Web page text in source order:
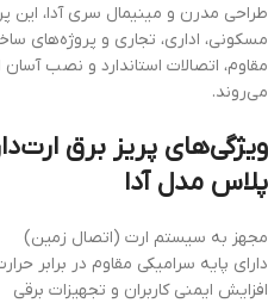
طراحی مدرن و مینیمال سری آدا، این
مسکونی، اداری، تجاری و پروژه‌های
مقاوم، اتصالات استاندارد و نصب
می‌روند.
ویژگی‌های پریز برق
پلاس مدل آدا
مجهز به سیستم ارت (اتصال زمین)
دارای پایه سرامیکی مقاوم در برابر
افزایش ایمنی کاربران و تجهیزات برقی